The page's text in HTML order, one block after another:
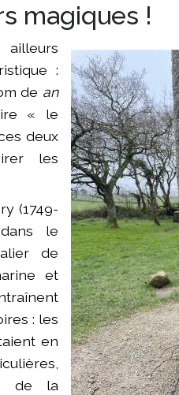
magiques !
Image
:
de an
« le
deux
les
(1749-
le
de
et
: les
en
de la